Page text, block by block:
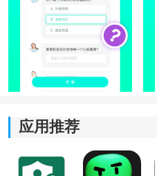
1、注册并完成校园认证
首次使用需要提交校园信息
进入个人主页后创建答题内
应用推荐